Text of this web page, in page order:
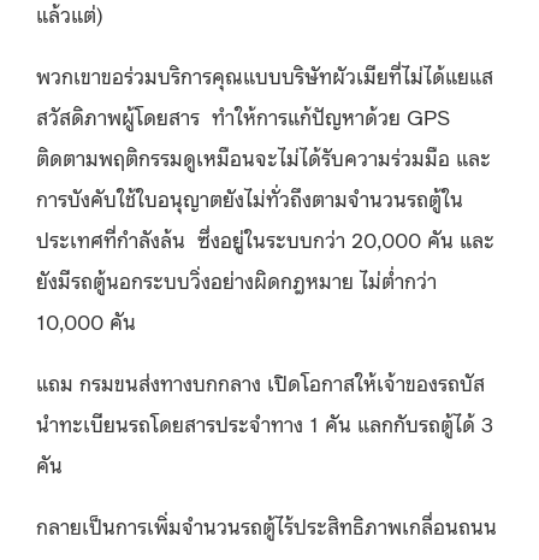
แล้วแต่)
พวกเขาขอร่วมบริการคุณแบบบริษัทผัวเมียที่ไม่ได้แยแส
สวัสดิภาพผู้โดยสาร ทำให้การแก้ปัญหาด้วย GPS
ติดตามพฤติกรรมดูเหมือนจะไม่ได้รับความร่วมมือ และ
การบังคับใช้ใบอนุญาตยังไม่ทั่วถึงตามจำนวนรถตู้ใน
ประเทศที่กำลังล้น ซึ่งอยู่ในระบบกว่า 20,000 คัน และ
ยังมีรถตู้นอกระบบวิ่งอย่างผิดกฎหมาย ไม่ต่ำกว่า
10,000 คัน
แถม กรมขนส่งทางบกกลาง เปิดโอกาสให้เจ้าของรถบัส
นำทะเบียนรถโดยสารประจำทาง 1 คัน แลกกับรถตู้ได้ 3
คัน
กลายเป็นการเพิ่มจำนวนรถตู้ไร้ประสิทธิภาพเกลื่อนถนน